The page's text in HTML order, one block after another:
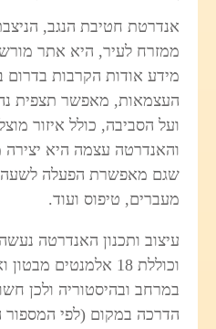
אנדרטת חטיבת הנגב,
ממזרח לעיר, היא אתר
מידע אודות הקרבות
העצמאות, מאפשר תצפית
ועל הסביבה, כולל איזור
והאנדרטה עצמה היא
שגם מאפשרת הפעלה לשעה
מעברים, טיפוס ועוד.
עיצוב ותכנון האנדרטה
וכוללת 18 אלמנטים
במרחב ובהיסטוריה ולכן
הדרכה במקום (לפי המספור